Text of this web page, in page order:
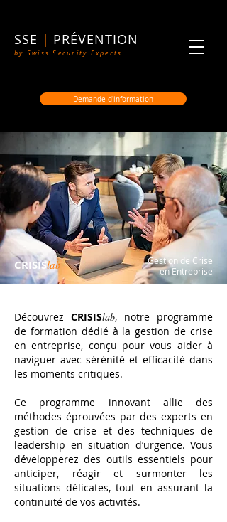
SSE | PRÉVENTION
by Swiss Security Experts
Demande d'information
Gestion de Crise
en Entreprise
CRISISlab
Découvrez CRISISlab, notre programme
de formation dédié à la gestion de crise
en entreprise, conçu pour vous aider à
naviguer avec sérénité et efficacité dans
les moments critiques.
Ce programme innovant allie des
méthodes éprouvées par des experts en
gestion de crise et des techniques de
leadership en situation d’urgence. Vous
développerez des outils essentiels pour
anticiper, réagir et surmonter les
situations délicates, tout en assurant la
continuité de vos activités.